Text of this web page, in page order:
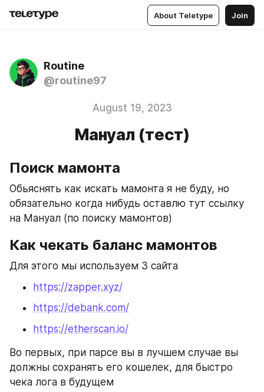
About Teletype Join
Routine
@routine97
August 19, 2023
Мануал (тест)
Поиск мамонта
Обьяснять как искать мамонта я не буду, но
обязательно когда нибудь оставлю тут ссылку
на Мануал (по поиску мамонтов)
Как чекать баланс мамонтов
Для этого мы используем 3 сайта
https://zapper.xyz/
https://debank.com/
https://etherscan.io/
Во первых, при парсе вы в лучшем случае вы
должны сохранять его кошелек, для быстро
чека лога в будущем